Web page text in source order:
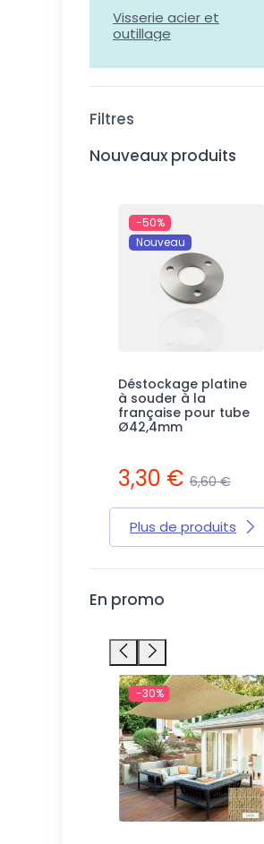
Visserie acier et
outillage
Filtres
Nouveaux produits
-50%
Nouveau
Déstockage platine
à souder à la
française pour tube
Ø42,4mm
3,30 € 6,60 €
Plus de produits
En promo
-30%